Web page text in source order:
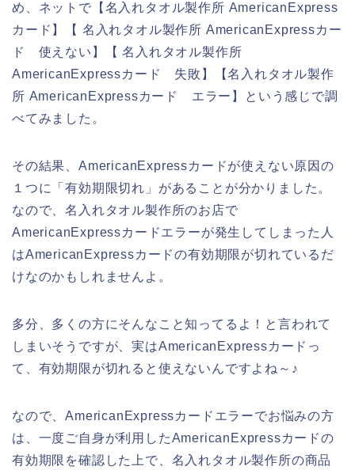
め、ネットで【名入れタオル製作所 AmericanExpress
カード】【 名入れタオル製作所 AmericanExpressカー
ド 使えない】【 名入れタオル製作所
AmericanExpressカード 失敗】【名入れタオル製作
所 AmericanExpressカード エラー】という感じで調
べてみました。
その結果、AmericanExpressカードが使えない原因の
１つに「有効期限切れ」があることが分かりました。
なので、名入れタオル製作所のお店で
AmericanExpressカードエラーが発生してしまった人
はAmericanExpressカードの有効期限が切れているだ
けなのかもしれませんよ。
多分、多くの方にそんなこと知ってるよ！と言われて
しまいそうですが、実はAmericanExpressカードっ
て、有効期限が切れると使えないんですよね～♪
なので、AmericanExpressカードエラーでお悩みの方
は、一度ご自身が利用したAmericanExpressカードの
有効期限を確認した上で、名入れタオル製作所の商品